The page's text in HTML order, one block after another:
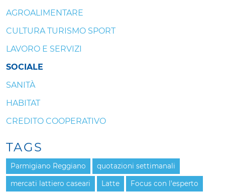
AGROALIMENTARE
CULTURA TURISMO SPORT
LAVORO E SERVIZI
SOCIALE
SANITÀ
HABITAT
CREDITO COOPERATIVO
TAGS
Parmigiano Reggiano quotazioni settimanali
mercati lattiero caseari Latte Focus con l'esperto